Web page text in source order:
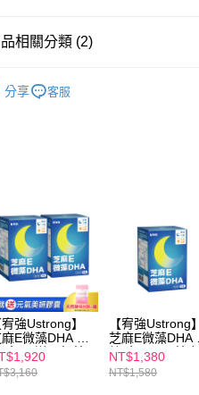
「AFTEE先享後付」結帳流程】
．於結帳方式選擇「AFTEE先享後付」
．訂單成立數日內，您將收到繳費通知簡
．收到繳費通知簡訊後14天內，點擊此
https://
【注意事項】
１．透過由恩沛科技股份有限公司提供之
易，需依本服務之必要範圍內提供個人
求債權轉讓予恩沛科技股份有限公司。
．關於個人資料處理事宜，請瀏覽以下網
aftee.tw/terms/#terms3
．未成年的使用者請事先徵得法定代理
AFTEE先享後付」，若未經同意申辦者
。
NT$100，滿NT$600(含以上)免運
款後全家取貨
筆NT$100，滿NT$600(含以上)免運
11付款取貨
筆NT$100，滿NT$600(含以上)免運
後7-11取貨
NT$100，滿NT$600(含以上)免運
相關分類 (2)
分享 客服
宥強Ustrong】
E微藻DHA 30
盒x2 送元氣美
膠囊
【宥強Ustrong】
芝麻E微藻DHA
粒/盒 ( 97%芝麻
E / GABA / 羅布
/ 飛克鎂 )
NT$1,380
NT$1,580